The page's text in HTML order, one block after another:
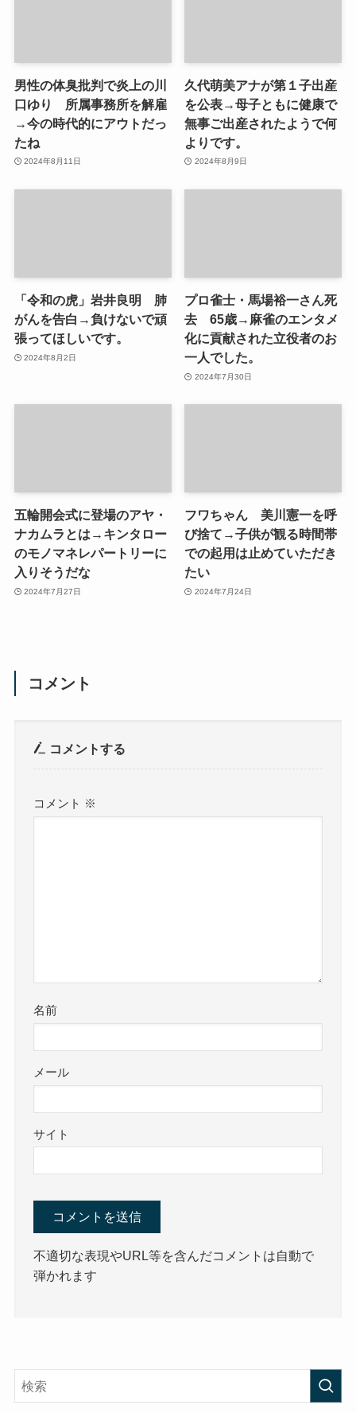
男性の体臭批判で炎上の川
口ゆり 所属事務所を解雇
→今の時代的にアウトだっ
たね
2024年8月11日
久代萌美アナが第１子出産
を公表→母子ともに健康で
無事ご出産されたようで何
よりです。
2024年8月9日
「令和の虎」岩井良明 肺
がんを告白→負けないで頑
張ってほしいです。
2024年8月2日
プロ雀士・馬場裕一さん死
去 65歳→麻雀のエンタメ
化に貢献された立役者のお
一人でした。
2024年7月30日
五輪開会式に登場のアヤ・
ナカムラとは→キンタロー
のモノマネレパートリーに
入りそうだな
2024年7月27日
フワちゃん 美川憲一を呼
び捨て→子供が観る時間帯
での起用は止めていただき
たい
2024年7月24日
コメント
コメントする
コメント ※
名前
メール
サイト
不適切な表現やURL等を含んだコメントは自動で
弾かれます